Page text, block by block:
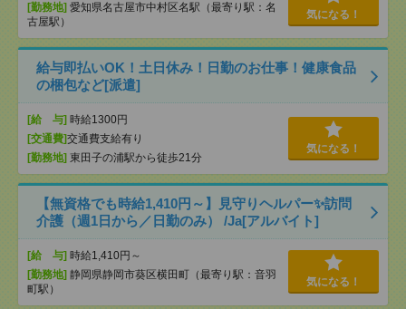
[勤務地] 愛知県名古屋市中村区名駅（最寄り駅：名
古屋駅）
気になる！
給与即払いOK！土日休み！日勤のお仕事！健康食品
の梱包など[派遣]
[給 与] 時給1300円
[交通費]交通費支給有り
[勤務地] 東田子の浦駅から徒歩21分
気になる！
【無資格でも時給1,410円～】見守りヘルパー✨訪問
介護（週1日から／日勤のみ） /Ja[アルバイト]
[給 与] 時給1,410円～
[勤務地] 静岡県静岡市葵区横田町（最寄り駅：音羽
町駅）
気になる！